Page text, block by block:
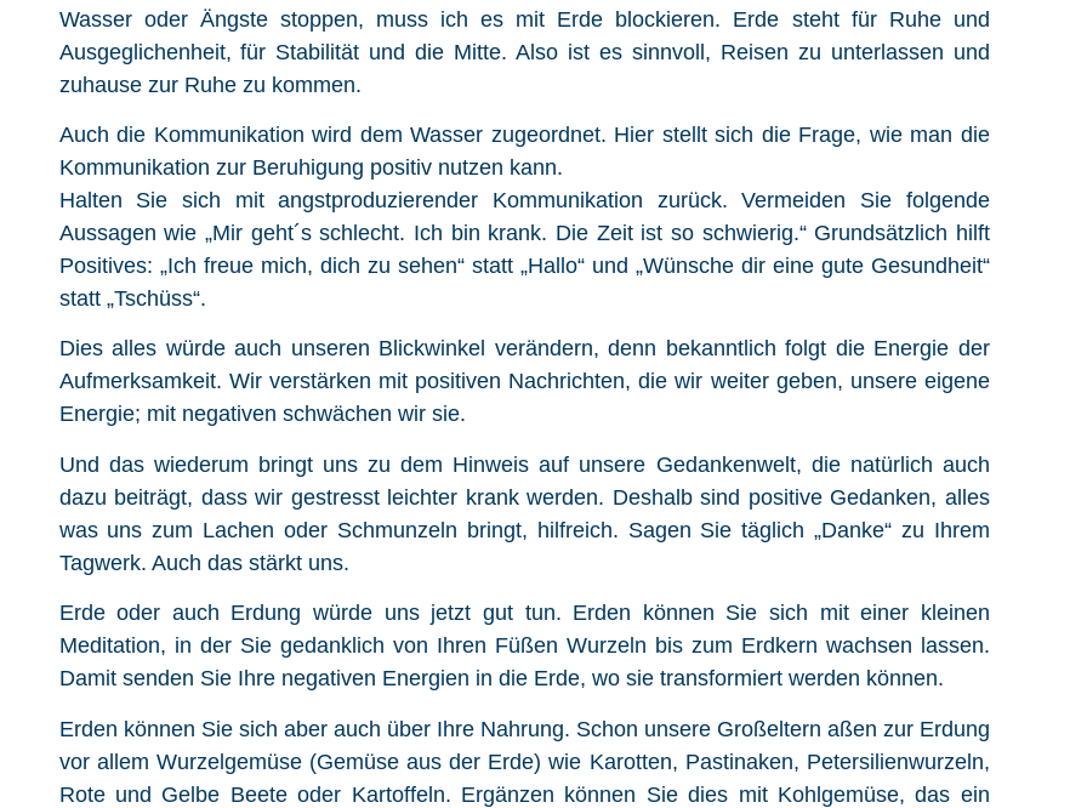
Wasser oder Ängste stoppen, muss ich es mit Erde blockieren. Erde steht für Ruhe und
Ausgeglichenheit, für Stabilität und die Mitte. Also ist es sinnvoll, Reisen zu unterlassen und
zuhause zur Ruhe zu kommen.
Auch die Kommunikation wird dem Wasser zugeordnet. Hier stellt sich die Frage, wie man die
Kommunikation zur Beruhigung positiv nutzen kann.
Halten Sie sich mit angstproduzierender Kommunikation zurück. Vermeiden Sie folgende
Aussagen wie „Mir geht´s schlecht. Ich bin krank. Die Zeit ist so schwierig.“ Grundsätzlich hilft
Positives: „Ich freue mich, dich zu sehen“ statt „Hallo“ und „Wünsche dir eine gute Gesundheit“
statt „Tschüss“.
Dies alles würde auch unseren Blickwinkel verändern, denn bekanntlich folgt die Energie der
Aufmerksamkeit. Wir verstärken mit positiven Nachrichten, die wir weiter geben, unsere eigene
Energie; mit negativen schwächen wir sie.
Und das wiederum bringt uns zu dem Hinweis auf unsere Gedankenwelt, die natürlich auch
dazu beiträgt, dass wir gestresst leichter krank werden. Deshalb sind positive Gedanken, alles
was uns zum Lachen oder Schmunzeln bringt, hilfreich. Sagen Sie täglich „Danke“ zu Ihrem
Tagwerk. Auch das stärkt uns.
Erde oder auch Erdung würde uns jetzt gut tun. Erden können Sie sich mit einer kleinen
Meditation, in der Sie gedanklich von Ihren Füßen Wurzeln bis zum Erdkern wachsen lassen.
Damit senden Sie Ihre negativen Energien in die Erde, wo sie transformiert werden können.
Erden können Sie sich aber auch über Ihre Nahrung. Schon unsere Großeltern aßen zur Erdung
vor allem Wurzelgemüse (Gemüse aus der Erde) wie Karotten, Pastinaken, Petersilienwurzeln,
Rote und Gelbe Beete oder Kartoffeln. Ergänzen können Sie dies mit Kohlgemüse, das ein